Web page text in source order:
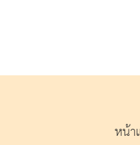
หน้า